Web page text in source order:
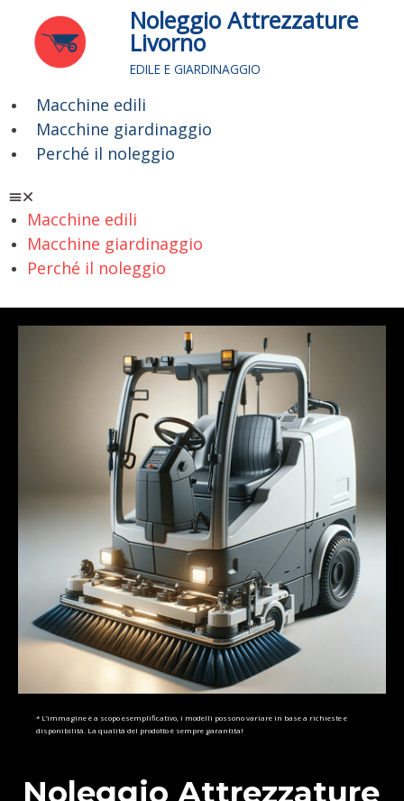
contenuto
Noleggio Attrezzature
Livorno
EDILE E GIARDINAGGIO
Macchine edili
Macchine giardinaggio
Perché il noleggio
Menu
Macchine edili
Macchine giardinaggio
Perché il noleggio
Noleggio Attrezzature
* L’immagine è a scopo esemplificativo, i modelli possono variare in base a richieste e
disponibilità. La qualità del prodotto è sempre garantita!